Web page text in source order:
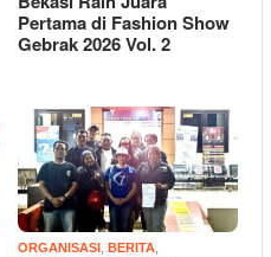
Pertama di Fashion Show
Gebrak 2026 Vol. 2
ORGANISASI BERITA